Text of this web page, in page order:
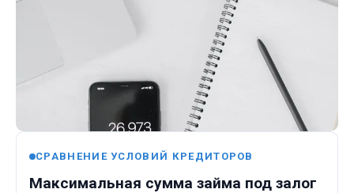
СРАВНЕНИЕ УСЛОВИЙ КРЕДИТОРОВ
Максимальная сумма займа под залог